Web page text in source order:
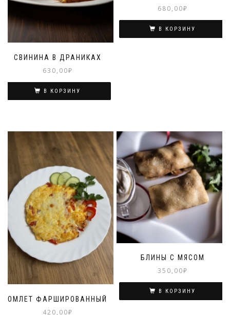
СВИНИНА В ДРАНИКАХ
630,00₽
В КОРЗИНУ
680,00₽
В КОРЗИНУ
ОМЛЕТ ФАРШИРОВАННЫЙ
420,00₽
БЛИНЫ С МЯСОМ
350,00₽
В КОРЗИНУ